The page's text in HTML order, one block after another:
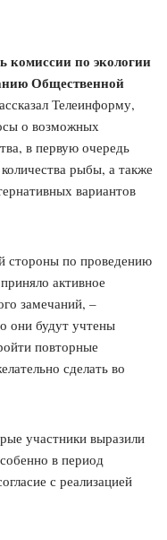
комиссии по экологии
Общественной
Телеинформу,
о возможных
в первую очередь
рыбы, а также
вариантов
стороны по проведению
активное
замечаний, –
они будут учтены
повторные
сделать во
участники выразили
в период
с реализацией